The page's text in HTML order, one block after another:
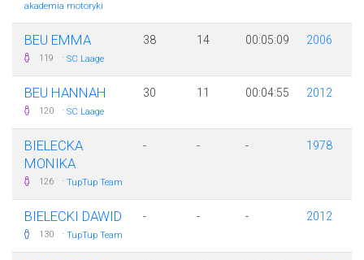
akademia motoryki
BEU EMMA
119 · SC Laage
38 14 00:05:09 2006
BEU HANNAH
120 · SC Laage
30 11 00:04:55 2012
BIELECKA
MONIKA
126 · TupTup Team
- - - 1978
BIELECKI DAWID
130 · TupTup Team
- - - 2012